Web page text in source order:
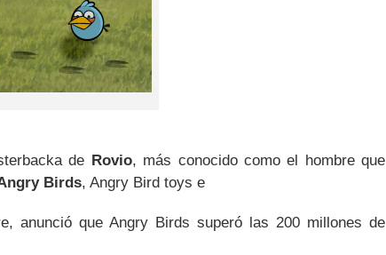
de Rovio, más conocido como el hombre que
Birds, Angry Bird toys e
anunció que Angry Birds superó las 200 millones de